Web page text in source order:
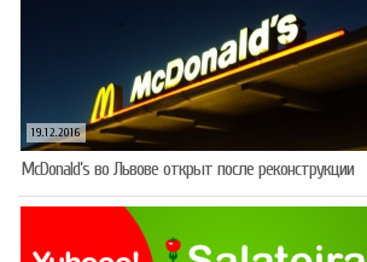
19.12.2016
McDonald’s во Львове открыт после реконструкции